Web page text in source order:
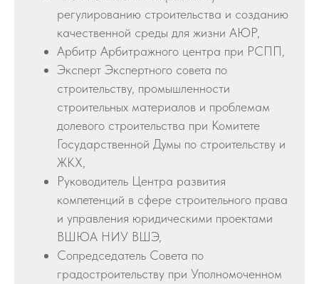
регулированию строительства и созданию
качественной среды для жизни АЮР,
Арбитр Арбитражного центра при РСПП,
Эксперт Экспертного совета по
строительству, промышленности
строительных материалов и проблемам
долевого строительства при Комитете
Государственной Думы по строительству и
ЖКХ,
Руководитель Центра развития
компетенций в сфере строительного права
и управления юридическими проектами
ВШЮА НИУ ВШЭ,
Сопредседатель Совета по
градостроительству при Уполномоченном